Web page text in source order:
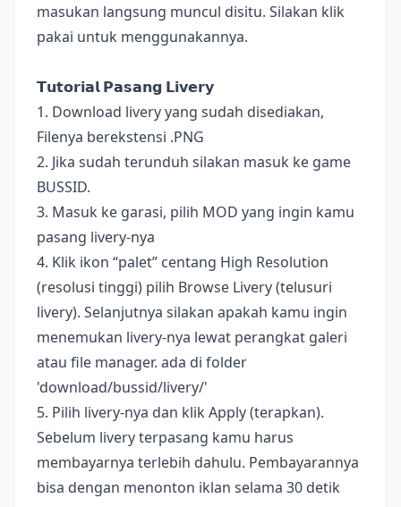
masukan langsung muncul disitu. Silakan klik
pakai untuk menggunakannya.
𝗧𝘂𝘁𝗼𝗿𝗶𝗮𝗹 𝗣𝗮𝘀𝗮𝗻𝗴 𝗟𝗶𝘃𝗲𝗿𝘆
1. Download livery yang sudah disediakan,
Filenya berekstensi .PNG
2. Jika sudah terunduh silakan masuk ke game
BUSSID.
3. Masuk ke garasi, pilih MOD yang ingin kamu
pasang livery-nya
4. Klik ikon “palet” centang High Resolution
(resolusi tinggi) pilih Browse Livery (telusuri
livery). Selanjutnya silakan apakah kamu ingin
menemukan livery-nya lewat perangkat galeri
atau file manager. ada di folder
'download/bussid/livery/'
5. Pilih livery-nya dan klik Apply (terapkan).
Sebelum livery terpasang kamu harus
membayarnya terlebih dahulu. Pembayarannya
bisa dengan menonton iklan selama 30 detik